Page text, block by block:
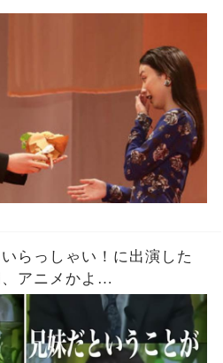
らっしゃい！に出演した
アニメかよ…